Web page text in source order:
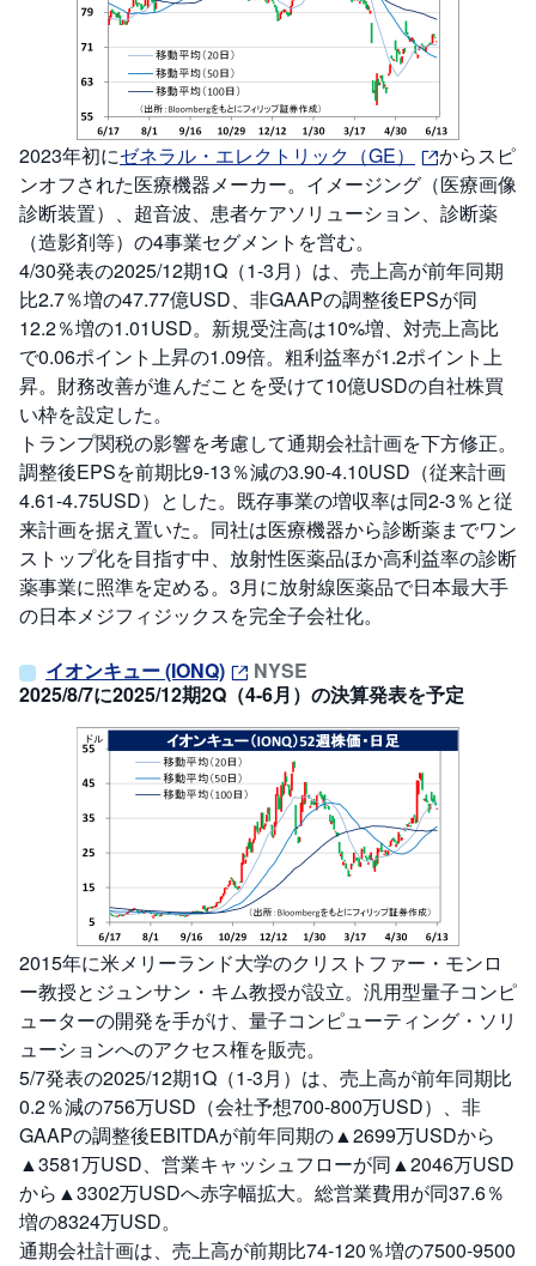
2023年初にゼネラル・エレクトリック（GE）
からスピ
ンオフされた医療機器メーカー。イメージング（医療画像
診断装置）、超音波、患者ケアソリューション、診断薬
（造影剤等）の4事業セグメントを営む。
4/30発表の2025/12期1Q（1-3月）は、売上高が前年同期
比2.7％増の47.77億USD、非GAAPの調整後EPSが同
12.2％増の1.01USD。新規受注高は10%増、対売上高比
で0.06ポイント上昇の1.09倍。粗利益率が1.2ポイント上
昇。財務改善が進んだことを受けて10億USDの自社株買
い枠を設定した。
トランプ関税の影響を考慮して通期会社計画を下方修正。
調整後EPSを前期比9-13％減の3.90-4.10USD（従来計画
4.61-4.75USD）とした。既存事業の増収率は同2-3％と従
来計画を据え置いた。同社は医療機器から診断薬までワン
ストップ化を目指す中、放射性医薬品ほか高利益率の診断
薬事業に照準を定める。3月に放射線医薬品で日本最大手
の日本メジフィジックスを完全子会社化。
イオンキュー (IONQ)
NYSE
2025/8/7に2025/12期2Q（4-6月）の決算発表を予定
2015年に米メリーランド大学のクリストファー・モンロ
ー教授とジュンサン・キム教授が設立。汎用型量子コンピ
ューターの開発を手がけ、量子コンピューティング・ソリ
ューションへのアクセス権を販売。
5/7発表の2025/12期1Q（1-3月）は、売上高が前年同期比
0.2％減の756万USD（会社予想700-800万USD）、非
GAAPの調整後EBITDAが前年同期の▲2699万USDから
▲3581万USD、営業キャッシュフローが同▲2046万USD
から▲3302万USDへ赤字幅拡大。総営業費用が同37.6％
増の8324万USD。
通期会社計画は、売上高が前期比74-120％増の7500-9500